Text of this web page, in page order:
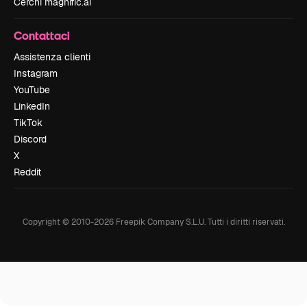
Contattaci
Assistenza clienti
Instagram
YouTube
LinkedIn
TikTok
Discord
X
Reddit
Copyright © 2010-2026Freepik Company S.L.U. Tutti i diritti riservati.